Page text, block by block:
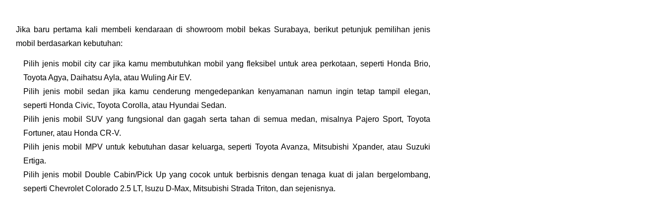
Jika baru pertama kali membeli kendaraan di showroom mobil bekas Surabaya, berikut petunjuk pemilihan jenis
mobil berdasarkan kebutuhan:
Pilih jenis mobil city car jika kamu membutuhkan mobil yang fleksibel untuk area perkotaan, seperti Honda Brio,
Toyota Agya, Daihatsu Ayla, atau Wuling Air EV.
Pilih jenis mobil sedan jika kamu cenderung mengedepankan kenyamanan namun ingin tetap tampil elegan,
seperti Honda Civic, Toyota Corolla, atau Hyundai Sedan.
Pilih jenis mobil SUV yang fungsional dan gagah serta tahan di semua medan, misalnya Pajero Sport, Toyota
Fortuner, atau Honda CR-V.
Pilih jenis mobil MPV untuk kebutuhan dasar keluarga, seperti Toyota Avanza, Mitsubishi Xpander, atau Suzuki
Ertiga.
Pilih jenis mobil Double Cabin/Pick Up yang cocok untuk berbisnis dengan tenaga kuat di jalan bergelombang,
seperti Chevrolet Colorado 2.5 LT, Isuzu D-Max, Mitsubishi Strada Triton, dan sejenisnya.